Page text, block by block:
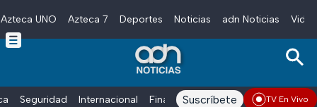
Skip to main content
Azteca UNO Azteca 7 Deportes Noticias adn Noticias
Seguridad Internacional Finanzas adn Noticias Radio
Suscríbete TV En Vivo